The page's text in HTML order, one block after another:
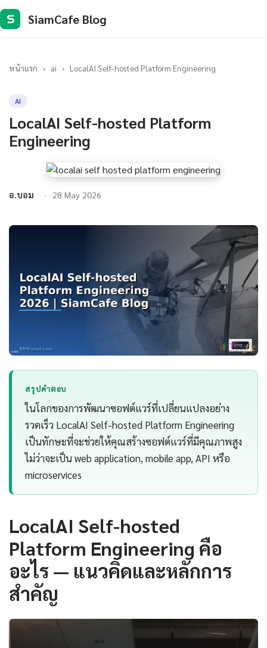
S SiamCafe Blog
หน้าแรก › ai › LocalAI Self-hosted Platform Engineering
AI
LocalAI Self-hosted Platform
Engineering
อ.บอม 28 May 2026
สรุปคำตอบ
ในโลกของการพัฒนาซอฟต์แวร์ที่เปลี่ยนแปลงอย่าง
รวดเร็ว LocalAI Self-hosted Platform Engineering
เป็นทักษะที่จะช่วยให้คุณสร้างซอฟต์แวร์ที่มีคุณภาพสูง
ไม่ว่าจะเป็น web application, mobile app, API หรือ
microservices
LocalAI Self-hosted
Platform Engineering คือ
อะไร — แนวคิดและหลักการ
สำคัญ